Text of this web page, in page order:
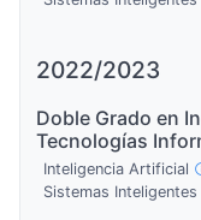
2022/2023
Doble Grado en
Tecnologías
Inteligencia Artificial
Sistemas Inteligentes